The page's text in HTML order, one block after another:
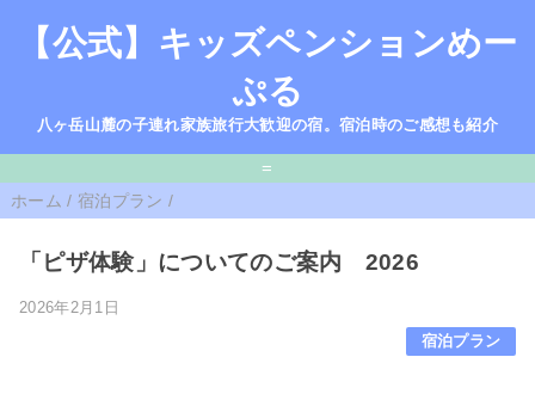
【公式】キッズペンションめー
ぷる
八ヶ岳山麓の子連れ家族旅行大歓迎の宿。宿泊時のご感想も紹介
=
ホーム / 宿泊プラン /
「ピザ体験」についてのご案内 2026
2026年2月1日
宿泊プラン